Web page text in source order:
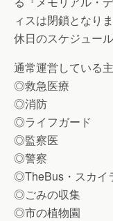
ィスは閉鎖となり
休日のスケジュー
通常運営している
◎救急医療
◎消防
◎ライフガード
◎監察医
◎警察
◎TheBus・スカイ
◎ごみの収集
◎市の植物園